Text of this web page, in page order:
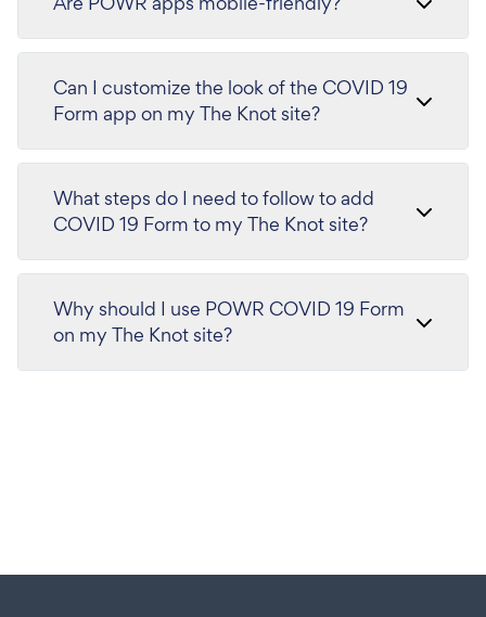
Can I customize the look of the COVID 19
Form app on my The Knot site?
What steps do I need to follow to add
COVID 19 Form to my The Knot site?
Why should I use POWR COVID 19 Form
on my The Knot site?